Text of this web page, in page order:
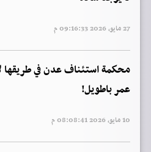
27 مايو, 2026 09:16:33 م
محكمة استئناف عدن في طريقها
عمر باطويل!
10 مايو, 2026 08:08:41 م